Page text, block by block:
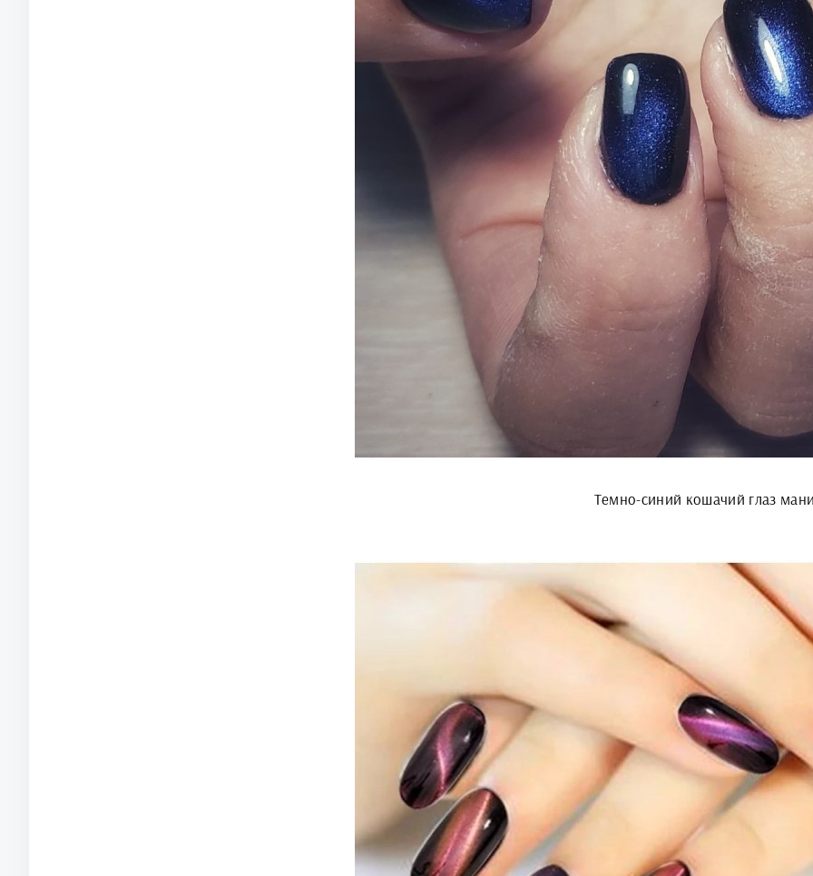
Темно-синий кошачий глаз